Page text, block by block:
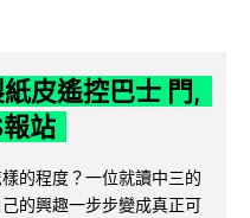
皮遙控巴士 門,
站
的程度？一位就讀中三的
的興趣一步步變成真正可